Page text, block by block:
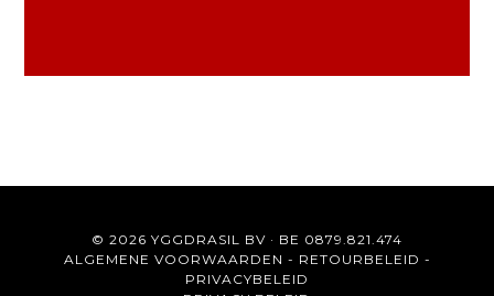
© 2026 YGGDRASIL BV · BE 0879.821.474
ALGEMENE VOORWAARDEN - RETOURBELEID -
PRIVACYBELEID